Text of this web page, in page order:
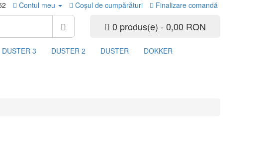
Contul meu Coşul de cumpărături Finalizare comandă
0 produs(e) - 0,00 RON
DUSTER 3 DUSTER 2 DUSTER DOKKER